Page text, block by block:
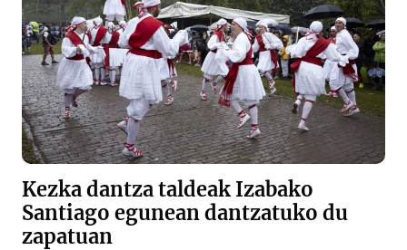
Kezka dantza taldeak Izabako
Santiago egunean dantzatuko du
zapatuan